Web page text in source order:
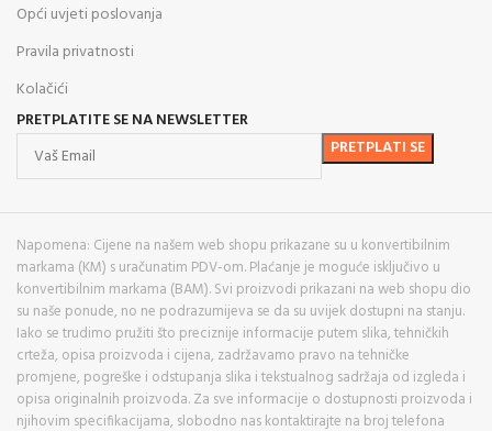
Opći uvjeti poslovanja
Pravila privatnosti
Kolačići
PRETPLATITE SE NA NEWSLETTER
Napomena: Cijene na našem web shopu prikazane su u konvertibilnim
markama (KM) s uračunatim PDV-om. Plaćanje je moguće isključivo u
konvertibilnim markama (BAM). Svi proizvodi prikazani na web shopu dio
su naše ponude, no ne podrazumijeva se da su uvijek dostupni na stanju.
Iako se trudimo pružiti što preciznije informacije putem slika, tehničkih
crteža, opisa proizvoda i cijena, zadržavamo pravo na tehničke
promjene, pogreške i odstupanja slika i tekstualnog sadržaja od izgleda i
opisa originalnih proizvoda. Za sve informacije o dostupnosti proizvoda i
njihovim specifikacijama, slobodno nas kontaktirajte na broj telefona